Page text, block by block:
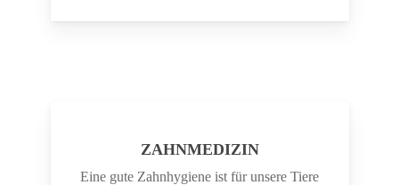
ZAHNMEDIZIN
Eine gute Zahnhygiene ist für unsere Tiere